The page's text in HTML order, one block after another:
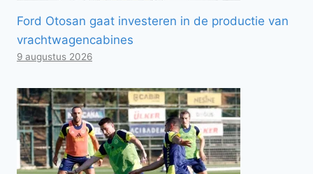
Ford Otosan gaat investeren in de productie van
vrachtwagencabines
9 augustus 2026